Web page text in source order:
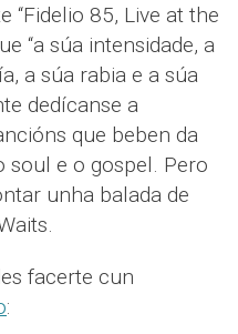
“Fidelio 85, Live at the
“a súa intensidade, a
a súa rabia e a súa
dedícanse a
que beben da
soul e o gospel. Pero
unha balada de
facerte cun
: